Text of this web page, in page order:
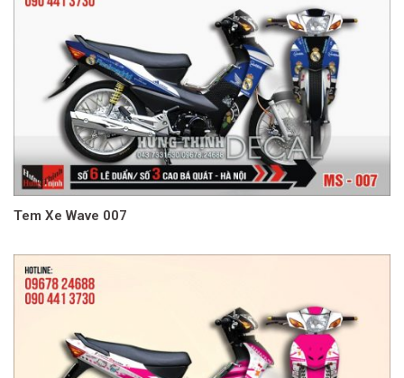
Tem Xe Wave 007